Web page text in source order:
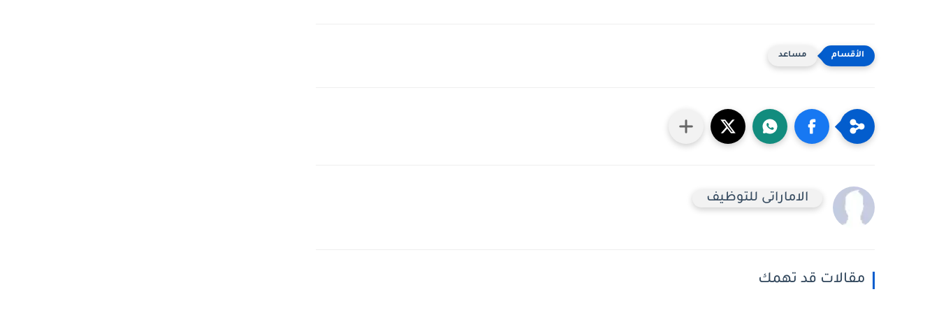
مساعد
الاماراتى للتوظيف
مقالات قد تهمك